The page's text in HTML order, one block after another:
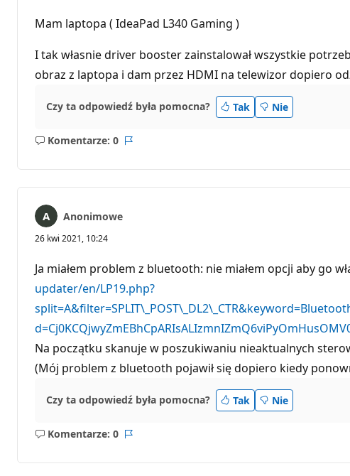
Mam laptopa ( IdeaPad L340 Gaming )
I tak własnie driver booster zainstalował wszystkie
obraz z laptopa i dam przez HDMI na telewizor dopiero
Czy ta odpowiedź była pomocna? Tak Nie
Komentarze: 0
Brak
Anonimowe
26 kwi 2021, 10:24
Ja miałem problem z bluetooth: nie miałem opcji aby go
updater/en/LP19.php?
Na początku skanuje w poszukiwaniu nieaktualnych
(Mój problem z bluetooth pojawił się dopiero kiedy
Czy ta odpowiedź była pomocna? Tak Nie
Komentarze: 0
Brak